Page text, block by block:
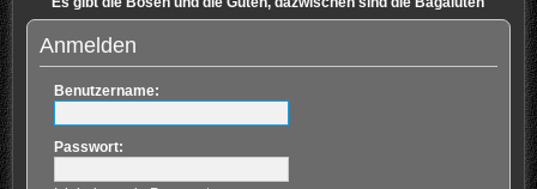
Anmelden
Benutzername:
Passwort: